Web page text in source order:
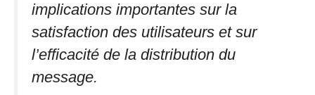
implications importantes sur la
satisfaction des utilisateurs et sur
l’efficacité de la distribution du
message.